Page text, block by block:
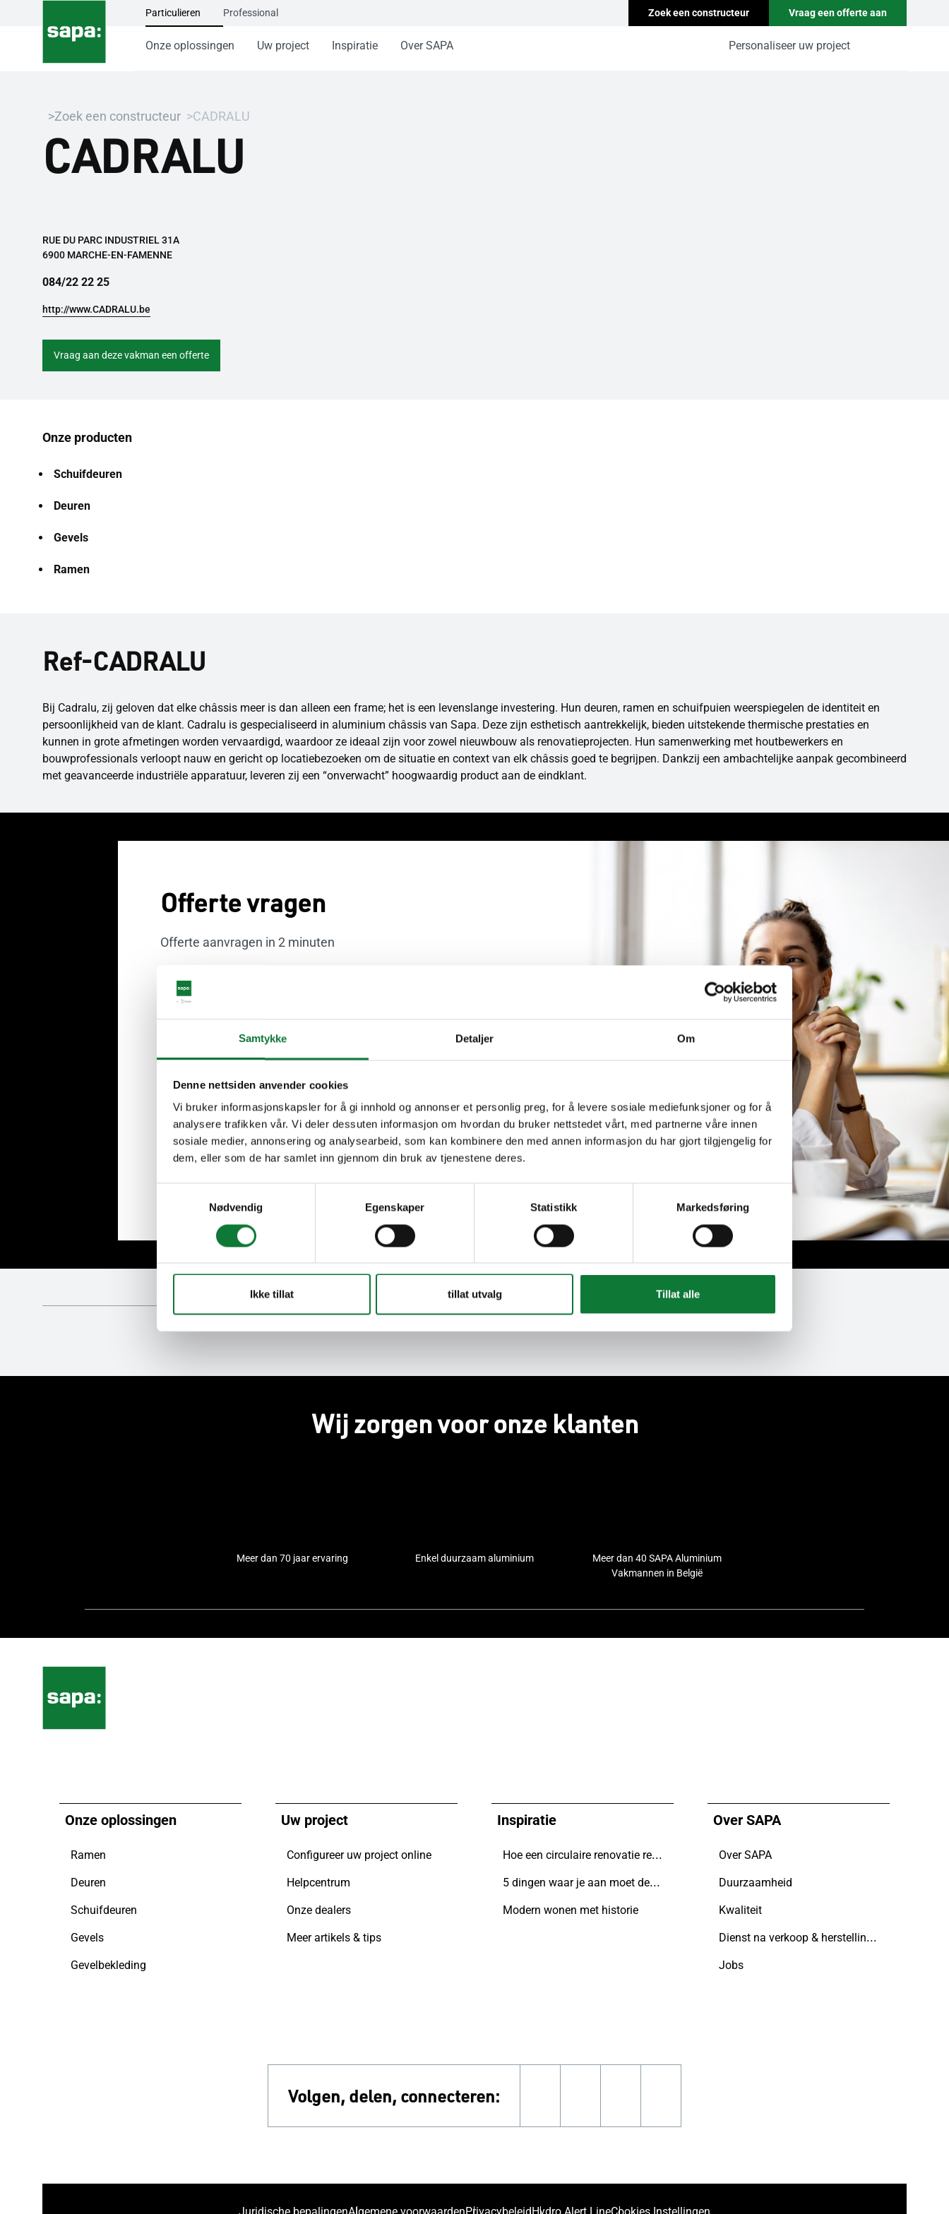
Samtykke Detaljer Om
Denne nettsiden anvender cookies
Vi bruker informasjonskapsler for å gi innhold og annonser et personlig preg, for å levere sosiale mediefunksjoner og for å
analysere trafikken vår. Vi deler dessuten informasjon om hvordan du bruker nettstedet vårt, med partnerne våre innen
sosiale medier, annonsering og analysearbeid, som kan kombinere den med annen informasjon du har gjort tilgjengelig for
dem, eller som de har samlet inn gjennom din bruk av tjenestene deres.
Nødvendig
Egenskaper Statistikk Markedsføring
Ikke tillat tillat utvalg Tillat alle
Particulieren Professional Zoek een constructeur Vraag een offerte aan
Onze oplossingen Uw project Inspiratie Over SAPA Personaliseer uw project
Zoek een constructeur CADRALU
CADRALU
RUE DU PARC INDUSTRIEL 31A
6900 MARCHE-EN-FAMENNE
084/22 22 25
http://www.CADRALU.be
Vraag aan deze vakman een offerte
Onze producten
Schuifdeuren
Deuren
Gevels
Ramen
Ref-CADRALU
Bij Cadralu, zij geloven dat elke châssis meer is dan alleen een frame; het is een levenslange investering. Hun deuren, ramen en schuifpuien weerspiegelen de identiteit en
persoonlijkheid van de klant. Cadralu is gespecialiseerd in aluminium châssis van Sapa. Deze zijn esthetisch aantrekkelijk, bieden uitstekende thermische prestaties en
kunnen in grote afmetingen worden vervaardigd, waardoor ze ideaal zijn voor zowel nieuwbouw als renovatieprojecten. Hun samenwerking met houtbewerkers en
bouwprofessionals verloopt nauw en gericht op locatiebezoeken om de situatie en context van elk châssis goed te begrijpen. Dankzij een ambachtelijke aanpak gecombineerd
met geavanceerde industriële apparatuur, leveren zij een “onverwacht” hoogwaardig product aan de eindklant.
Offerte vragen
Offerte aanvragen in 2 minuten
Achternaam
Postcode
Wij zorgen voor onze klanten
Meer dan 70 jaar ervaring Enkel duurzaam aluminium
Meer dan 40 SAPA Aluminium
Vakmannen in België
Onze oplossingen
Ramen
Deuren
Schuifdeuren
Gevels
Gevelbekleding
Uw project
Configureer uw project online
Helpcentrum
Onze dealers
Meer artikels & tips
Inspiratie
Hoe een circulaire renovatie realiseren
5 dingen waar je aan moet denken voordat je een nieuw huis bouwt
Modern wonen met historie
Over SAPA
Over SAPA
Duurzaamheid
Kwaliteit
Dienst na verkoop & herstellingen
Jobs
Volgen, delen, connecteren: